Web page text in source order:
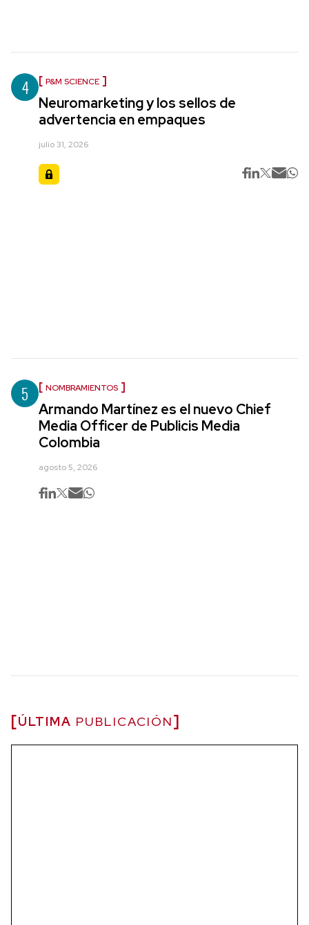
4 P&M SCIENCE
Neuromarketing y los sellos de
advertencia en empaques
julio 31, 2026
5 NOMBRAMIENTOS
Armando Martínez es el nuevo Chief
Media Officer de Publicis Media
Colombia
agosto 5, 2026
ÚLTIMA PUBLICACIÓN